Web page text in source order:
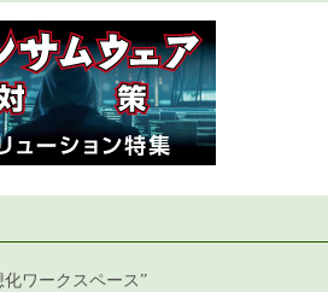
化ワークスペース”